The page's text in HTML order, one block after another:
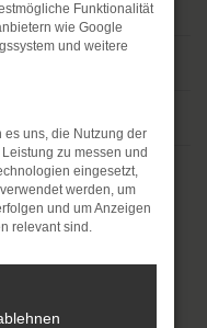
Funktionalität
wie Google
und weitere
es uns, die Nutzung der
zu messen und
eingesetzt,
werden, um
und um Anzeigen
relevant sind.